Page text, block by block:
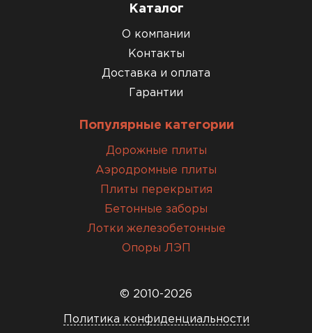
Каталог
О компании
Контакты
Доставка и оплата
Гарантии
Популярные категории
Дорожные плиты
Аэродромные плиты
Плиты перекрытия
Бетонные заборы
Лотки железобетонные
Опоры ЛЭП
© 2010-2026
Политика конфиденциальности